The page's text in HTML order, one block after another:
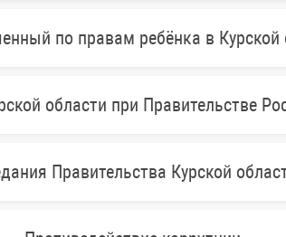
по правам ребёнка в Курской
области при Правительстве
Правительства Курской